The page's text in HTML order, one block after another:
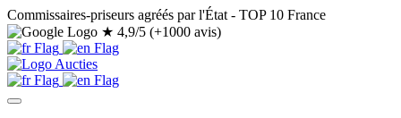
Commissaires-priseurs agréés par l'État - TOP 10 France
★ 4,9/5 (+1000 avis)